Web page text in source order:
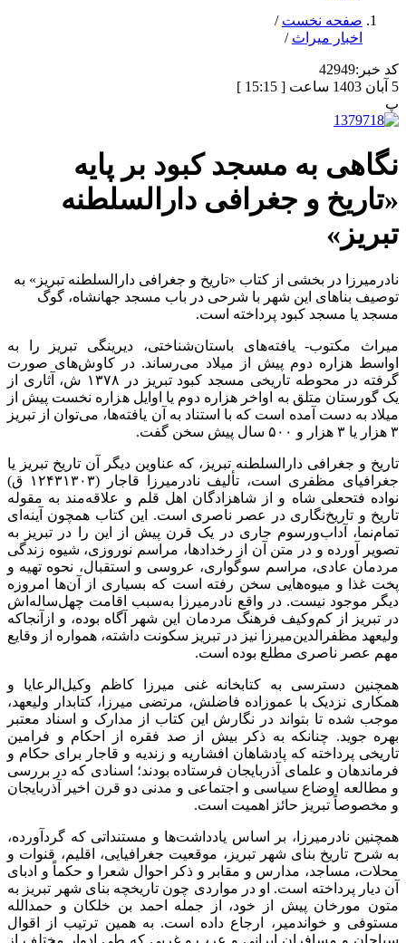
صفحه نخست /
اخبار میراث /
کد خبر:42949
5 آبان 1403 ساعت [ 15:15 ]
پ
نگاهی به مسجد کبود بر پایه
«تاریخ و جغرافی دارالسلطنه
تبریز»
نادرمیرزا در بخشی از کتاب «تاریخ و جغرافی دارالسلطنه تبریز» به
توصیف بناهای این شهر با شرحی در باب مسجد جهانشاه، گوگ
مسجد یا مسجد کبود پرداخته است.
میراث مکتوب- یافته‌های باستان‌شناختی، دیرینگی تبریز را به
اواسط هزاره دوم پیش از میلاد می‌رساند. در کاوش‌های صورت
گرفته در محوطه تاریخی مسجد کبود تبریز در ۱۳۷۸ ش، آثاری از
یک گورستان متلق به اواخر هزاره دوم یا اوایل هزاره نخست پیش از
میلاد به دست آمده است که با استناد به آن یافته‌ها، می‌توان از تبریز
۳ هزار یا ۳ هزار و ۵۰۰ سال پیش سخن گفت.
تاریخ و جغرافی دارالسلطنه تبریز، که عناوین دیگر آن تاریخ تبریز یا
جغرافیای مظفری است، تألیف نادرمیرزا قاجار (۱۲۴۳۱۳۰۳ ق)
نواده فتحعلی شاه و از شاهزادگان اهل قلم و علاقه‌مند به مقوله
تاریخ و تاریخ‌نگاری در عصر ناصری است. این کتاب همچون آینه‌ای
تمام‌نما، آداب‌ورسوم جاری در یک قرن پیش از این را در تبریز به
تصویر آورده و در متن آن از رخدادها، مراسم نوروزی، شیوه زندگی
مردمان عادی، مراسم سوگواری، عروسی و استقبال، نحوه تهیه و
پخت غذا و میوه‌هایی سخن رفته است که بسیاری از آن‌ها امروزه
دیگر موجود نیست. در واقع نادرمیرزا به‌سبب اقامت چهل‌ساله‌اش
در تبریز از کم‌وکیف فرهنگ مردمان این شهر آگاه بوده، و ازآنجاکه
ولیعهد مظفرالدین‌میرزا نیز در تبریز سکونت داشته، همواره از وقایع
مهم عصر ناصری مطلع بوده است.
همچنین دسترسی به کتابخانه غنی میرزا کاظم وکیل‌الرعایا و
همکاری نزدیک با عموزاده فاضلش، مرتضی میرزا، کتابدار ولیعهد،
موجب شده تا بتواند در نگارش این کتاب از مدارک و اسناد معتبر
بهره جوید. چنانکه به ذکر بیش از صد فقره از احکام و فرامین
تاریخی پرداخته که پادشاهان افشاریه و زندیه و قاجار برای حکام و
فرماندهان و علمای آذربایجان فرستاده بودند؛ اسنادی که در بررسی
و مطالعه اوضاع سیاسی و اجتماعی و مدنی دو قرن اخیر آذربایجان
و مخصوصاً تبریز حائز اهمیت است.
همچنین نادرمیرزا، بر اساس یادداشت‌ها و مستنداتی که گردآورده،
به شرح تاریخ بنای شهر تبریز، موقعیت جغرافیایی، اقلیم، قنوات و
محلات، مساجد، مدارس و مقابر و ذکر احوال شعرا و حکماً و ادبای
آن دیار پرداخته است. او در مواردی چون تاریخچه بنای شهر تبریز به
متون مورخان پیش از خود، از جمله احمد بن خلکان و حمدالله
مستوفی و خواندمیر، ارجاع داده است. به همین ترتیب از اقوال
سیاحان و مسافران ایرانی و عرب و غربی که طی ادوار مختلف از